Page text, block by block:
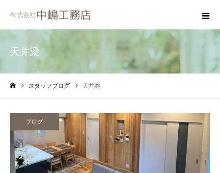
天井梁
スタッフブログ 天井梁
ブログ